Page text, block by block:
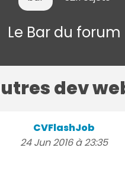
Le Bar du forum
dev
CVFlashJob
24 Jun 2016 à 23:35